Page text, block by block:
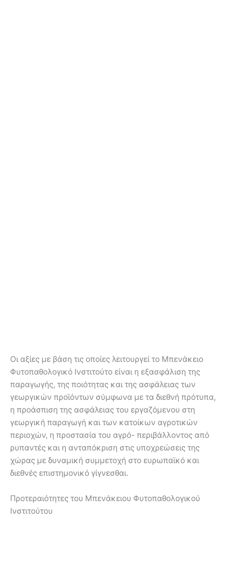
Οι αξίες με βάση τις οποίες λειτουργεί το Μπενάκειο
Φυτοπαθολογικό Ινστιτούτο είναι η εξασφάλιση της
παραγωγής, της ποιότητας και της ασφάλειας των
γεωργικών προϊόντων σύμφωνα με τα διεθνή πρότυπα,
η προάσπιση της ασφάλειας του εργαζόμενου στη
γεωργική παραγωγή και των κατοίκων αγροτικών
περιοχών, η προστασία του αγρό- περιβάλλοντος από
ρυπαντές και η ανταπόκριση στις υποχρεώσεις της
χώρας με δυναμική συμμετοχή στο ευρωπαϊκό και
διεθνές επιστημονικό γίγνεσθαι.
Προτεραιότητες του Μπενάκειου Φυτοπαθολογικού
Ινστιτούτου